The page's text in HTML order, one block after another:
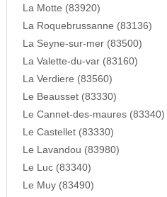
La Motte (83920)
La Roquebrussanne (83136)
La Seyne-sur-mer (83500)
La Valette-du-var (83160)
La Verdiere (83560)
Le Beausset (83330)
Le Cannet-des-maures (83340)
Le Castellet (83330)
Le Lavandou (83980)
Le Luc (83340)
Le Muy (83490)